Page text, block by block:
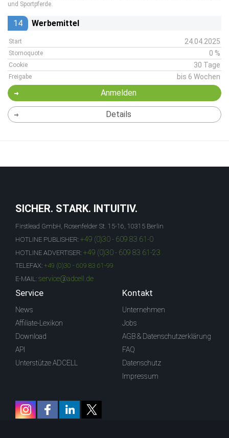
und Sportpferde.
14 Werbemittel
Start 24.04.2025
Stornoquote 0 %
Cookie 30 Tage
Freigabe bis 6 Wochen
Anmelden
Details
SICHER. STARK. INTUITIV.
Firstlead GmbH, Rosenfelder St. 15-16, 10315 Berlin
HOTLINE PUBLISHER: +49 (0)30 - 609 83 61-0
HOTLINE ADVERTISER: +49 (0)30 - 609 83 61-23
TELEFAX: +49 (0)30 - 609 83 61-99
E-MAIL: service@adcell.de
Service
News
Affiliate-Lexikon
Download
API
Unterstütze ADCELL
Kontakt
Unternehmen
Jobs
AGB & Datenschutzerklärung
FAQ
Datenschutz
Impressum